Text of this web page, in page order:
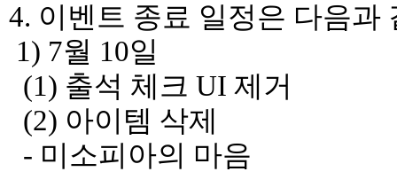
4. 이벤트 종료 일정은 다음과
1) 7월 10일
(1) 출석 체크 UI 제거
(2) 아이템 삭제
- 미소피아의 마음